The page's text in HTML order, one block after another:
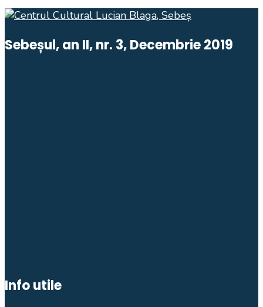
Sebeșul, an II, nr. 3, Decembrie 2019
Info utile